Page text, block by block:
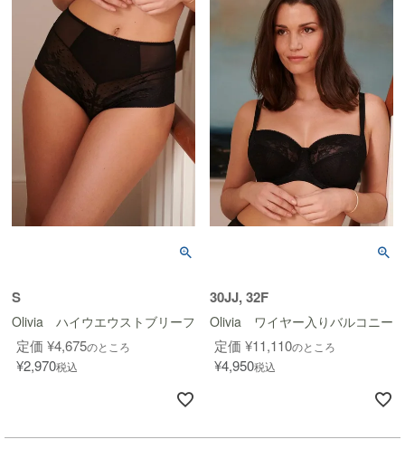
S
Olivia ハイウエウストブリーフ
定価 ¥4,675のところ
¥2,970税込
30JJ, 32F
Olivia ワイヤー入りバルコニー
定価 ¥11,110のところ
¥4,950税込